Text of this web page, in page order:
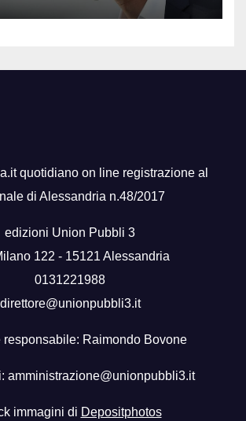
quotidiano on line registrazione al
di Alessandria n.48/2017
edizioni Union Pubbli 3
122 - 15121 Alessandria
0131221988
direttore@unionpubbli3.it
responsabile: Raimondo Bovone
amministrazione@unionpubbli3.it
immagini di Depositphotos